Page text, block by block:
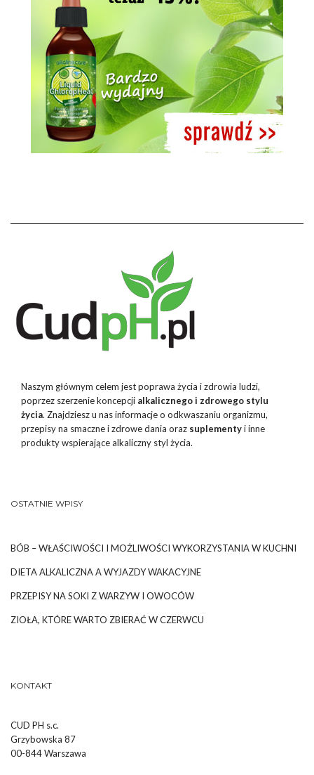
Naszym głównym celem jest poprawa życia i zdrowia ludzi,
poprzez szerzenie koncepcji alkalicznego i zdrowego stylu
życia. Znajdziesz u nas informacje o odkwaszaniu organizmu,
przepisy na smaczne i zdrowe dania oraz suplementyi inne
produkty wspierające alkaliczny styl życia.
OSTATNIE WPISY
BÓB – WŁAŚCIWOŚCI I MOŻLIWOŚCI WYKORZYSTANIA W KUCHNI
DIETA ALKALICZNA A WYJAZDY WAKACYJNE
PRZEPISY NA SOKI Z WARZYW I OWOCÓW
ZIOŁA, KTÓRE WARTO ZBIERAĆ W CZERWCU
KONTAKT
CUD PH s.c.
Grzybowska 87
00-844 Warszawa